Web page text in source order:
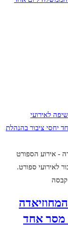
- אירוע הספורט
לאירועי ספורט.
קבסה
המחוזיאדה
מסר אחד